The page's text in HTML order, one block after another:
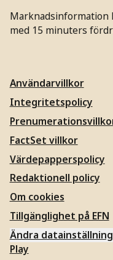
Marknadsinformation
med 15 minuters
Användarvillkor
Integritetspolicy
FactSet villkor
Värdepapperspolicy
Redaktionell policy
Om cookies
Tillgänglighet på EFN
Ändra
Play